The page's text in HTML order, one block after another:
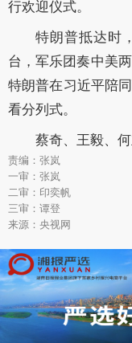
行欢迎仪式。
特朗普抵达时
台，军乐团奏中美
特朗普在习近平陪
看分列式。
蔡奇、王毅、何
责编：张岚
一审：张岚
二审：印奕帆
三审：谭登
来源：央视网